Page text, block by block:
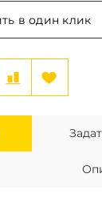
в один клик